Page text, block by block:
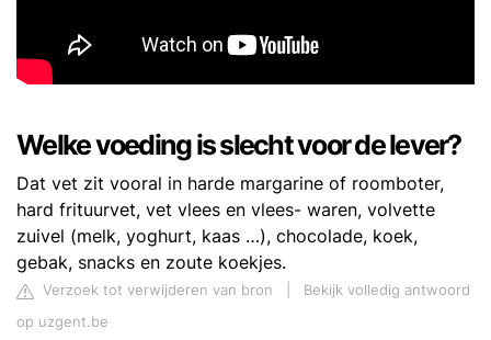
Welke voeding is slecht voor de lever?
Dat vet zit vooral in harde margarine of roomboter,
hard frituurvet, vet vlees en vlees- waren, volvette
zuivel (melk, yoghurt, kaas …), chocolade, koek,
gebak, snacks en zoute koekjes.
Verzoek tot verwijderen van bron
Bekijk volledig antwoord
op uzgent.be